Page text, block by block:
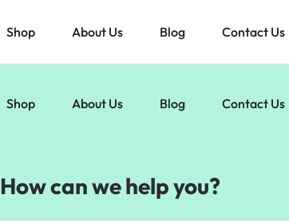
Shop About Us Blog Contact Us
Shop About Us Blog Contact Us
How can we help you?